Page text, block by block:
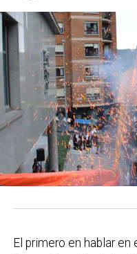
El primero en hablar